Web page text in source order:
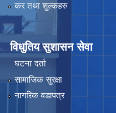
कर तथा शुल्कहरु
विधुतिय सुशासन सेवा
घटना दर्ता
सामाजिक सुरक्षा
नागरिक वडापत्र